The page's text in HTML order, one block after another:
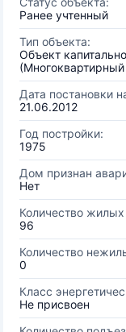
Ранее учтенный
Тип объекта:
Объект
Дата постановки
21.06.2012
Год постройки:
1975
Дом признан
Нет
Количество
96
Количество
0
Класс
Не присвоен